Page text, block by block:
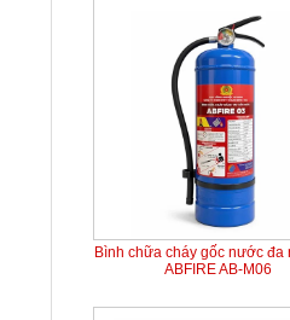
Bình chữa cháy gốc nước đa
ABFIRE AB-M06